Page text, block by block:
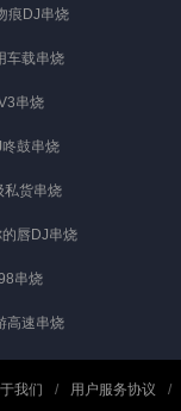
痕DJ串烧
车载串烧
串烧
鼓串烧
私货串烧
唇DJ串烧
串烧
高速串烧
我们 / 用户服务协议 /